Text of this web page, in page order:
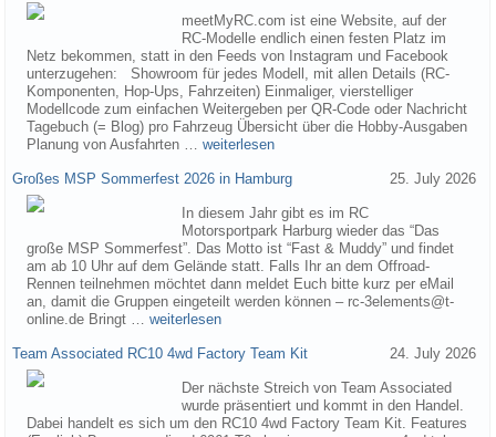
meetMyRC.com ist eine Website, auf der
RC-Modelle endlich einen festen Platz im
Netz bekommen, statt in den Feeds von Instagram und Facebook
unterzugehen: Showroom für jedes Modell, mit allen Details (RC-
Komponenten, Hop-Ups, Fahrzeiten) Einmaliger, vierstelliger
Modellcode zum einfachen Weitergeben per QR-Code oder Nachricht
Tagebuch (= Blog) pro Fahrzeug Übersicht über die Hobby-Ausgaben
Planung von Ausfahrten … weiterlesen
Großes MSP Sommerfest 2026 in Hamburg 25. July 2026
In diesem Jahr gibt es im RC
Motorsportpark Harburg wieder das “Das
große MSP Sommerfest”. Das Motto ist “Fast & Muddy” und findet
am ab 10 Uhr auf dem Gelände statt. Falls Ihr an dem Offroad-
Rennen teilnehmen möchtet dann meldet Euch bitte kurz per eMail
an, damit die Gruppen eingeteilt werden können – rc-3elements@t-
online.de Bringt … weiterlesen
Team Associated RC10 4wd Factory Team Kit 24. July 2026
Der nächste Streich von Team Associated
wurde präsentiert und kommt in den Handel.
Dabei handelt es sich um den RC10 4wd Factory Team Kit. Features